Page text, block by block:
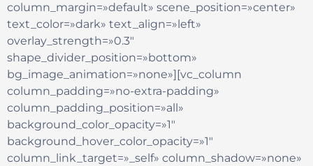
column_margin=»default» scene_position=»center»
text_color=»dark» text_align=»left»
overlay_strength=»0.3″
shape_divider_position=»bottom»
bg_image_animation=»none»][vc_column
column_padding=»no-extra-padding»
column_padding_position=»all»
background_color_opacity=»1″
background_hover_color_opacity=»1″
column_link_target=»_self» column_shadow=»none»